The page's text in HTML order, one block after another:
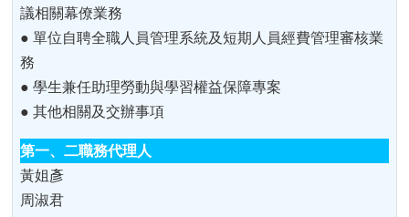
議相關幕僚業務
● 單位自聘全職人員管理系統及短期人員經費管理審核業
務
● 學生兼任助理勞動與學習權益保障專案
● 其他相關及交辦事項
黃姐彥
周淑君